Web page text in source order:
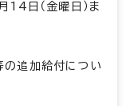
14日（金曜日）ま
の追加給付につい